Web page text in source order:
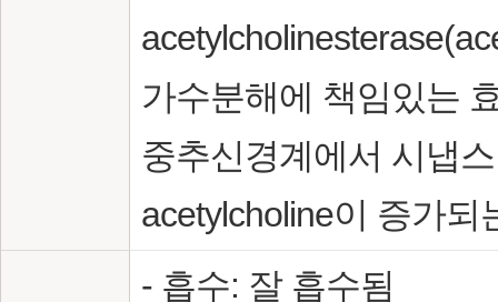
가수분해에 책임있는
중추신경계에서 시냅
acetylcholine이 증가되
- 흡수: 잘 흡수됨